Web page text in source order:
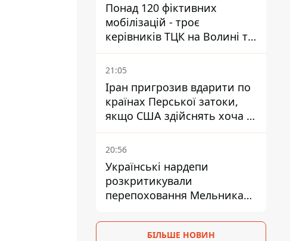
Понад 120 фіктивних
мобілізацій - троє
керівників ТЦК на Волині та
Буковині отримали підозри
за фейкові звіти
21:05
Іран пригрозив вдарити по
країнах Перської затоки,
якщо США здійснять хоча б
одну атаку - Reuters
20:56
Українські нардепи
розкритикували
перепоховання Мельника
ізоляції
БІЛЬШЕ НОВИН